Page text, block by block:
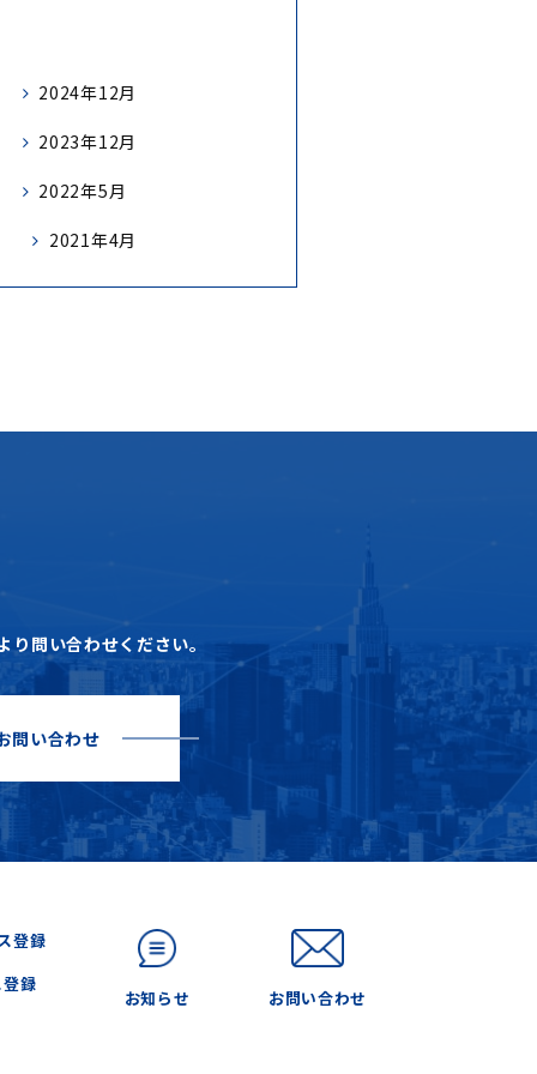
2024年12月
2023年12月
2022年5月
2021年4月
問い合わせください。
問い合わせ
録
お知らせ お問い合わせ